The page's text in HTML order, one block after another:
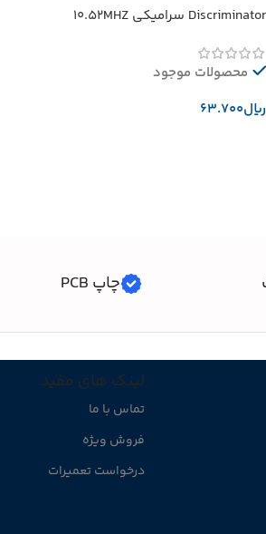
Discriminator سرامیکی 10.52MHZ
محصولات موجود
﷼
چاپ PCB
لینک های مفید
تماس با ما
فروش ویژه
درخواست تعمیرات